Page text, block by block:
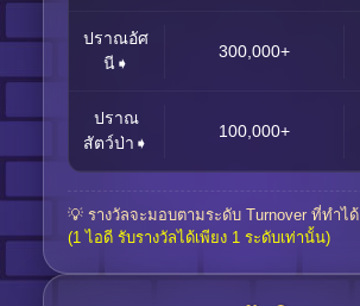
ปราณอัศ
นี➧
300,000+
ปราณ
สัตว์ป่า➧
100,000+
💡 รางวัลจะมอบตามระดับ Turnover ที่ทำได้
(1 ไอดี รับรางวัลได้เพียง 1 ระดับเท่านั้น)